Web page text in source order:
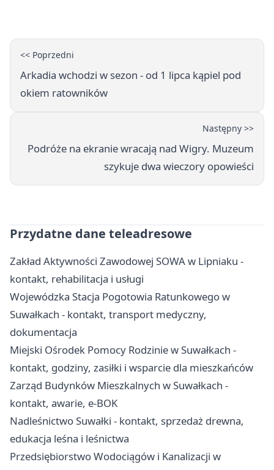
<< Poprzedni
Arkadia wchodzi w sezon - od 1 lipca kąpiel pod
okiem ratowników
Następny >>
Podróże na ekranie wracają nad Wigry. Muzeum
szykuje dwa wieczory opowieści
Przydatne dane teleadresowe
Zakład Aktywności Zawodowej SOWA w Lipniaku -
kontakt, rehabilitacja i usługi
Wojewódzka Stacja Pogotowia Ratunkowego w
Suwałkach - kontakt, transport medyczny,
dokumentacja
Miejski Ośrodek Pomocy Rodzinie w Suwałkach -
kontakt, godziny, zasiłki i wsparcie dla mieszkańców
Zarząd Budynków Mieszkalnych w Suwałkach -
kontakt, awarie, e-BOK
Nadleśnictwo Suwałki - kontakt, sprzedaż drewna,
edukacja leśna i leśnictwa
Przedsiębiorstwo Wodociągów i Kanalizacji w